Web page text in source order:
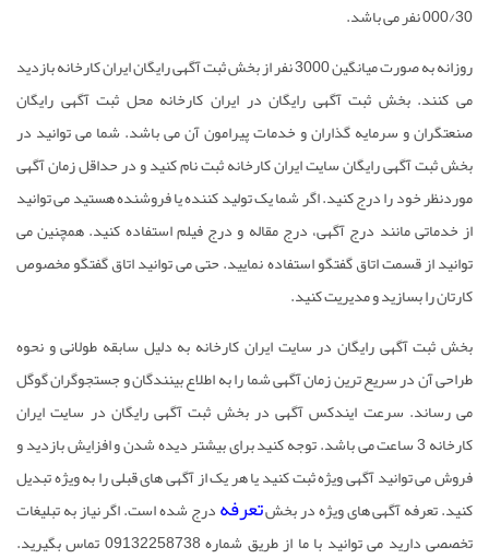
000/30 نفر می باشد.
روزانه به صورت میانگین 3000 نفر از بخش
ثبت آگهی رایگانایران کارخانه بازدید
می کنند. بخش ثبت آگهی رایگاندر ایران کارخانه محل ثبت آگهی رایگان
صنعتگران و سرمایه گذاران و خدمات پیرامون آن می باشد. شما می توانید در
بخشثبت آگهی رایگانسایت ایران کارخانه ثبت نام کنید و در حداقل زمان آگهی
موردنظر خود را درج کنید. اگر شما یک تولید کننده یا فروشنده هستید می توانید
از خدماتی مانند درج آگهی، درج مقاله و درج فیلم استفاده کنید. همچنین می
توانید از قسمت اتاق گفتگو استفاده نمایید. حتی می توانید اتاق گفتگو مخصوص
کارتان را بسازید و مدیریت کنید.
بخشثبت آگهی رایگان در سایت ایران کارخانه به دلیل سابقه طولانی و نحوه
طراحی آن در سریع ترین زمان آگهی شما را به اطلاع بینندگان و جستجوگران گوگل
می رساند. سرعت ایندکس آگهی در بخش ثبت آگهی رایگان در سایت ایران
کارخانه 3 ساعت می باشد. توجه کنید برای بیشتر دیده شدن و افزایش بازدید و
فروش می توانید آگهی ویژه ثبت کنید یا هر یک از آگهی های قبلی را به ویژه تبدیل
کنید. تعرفه آگهی های ویژه در بخشتعرفهدرج شده است. اگر نیاز به تبلیغات
تخصصی دارید می توانید با ما از طریق شماره 09132258738 تماس بگیرید.